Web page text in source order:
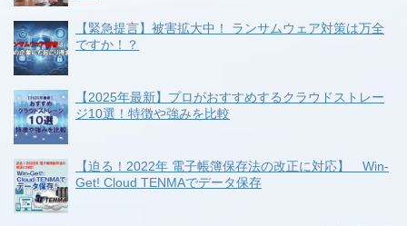
【緊急提言】被害拡大中！ ランサムウェア対策は万全
ですか！？
【2025年最新】プロがおすすめするクラウドストレー
ジ10選！特徴や強みを比較
【迫る！2022年 電子帳簿保存法の改正に対応】 Win-
Get! Cloud TENMAでデータ保存